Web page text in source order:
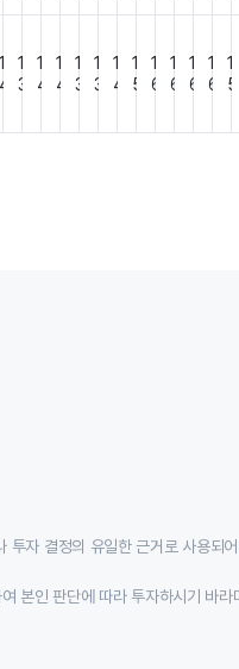
1
4
1
3
1
4
1
4
1
3
1
3
1
4
1
5
1
6
1
6
1
6
1
6
1
5
투자 결정의 유일한 근거로 사용되
본인 판단에 따라 투자하시기 바라